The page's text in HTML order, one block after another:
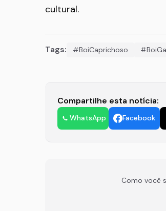
cultural.
Tags: #BoiCaprichoso
Compartilhe esta notícia:
WhatsApp Facebook
Como você